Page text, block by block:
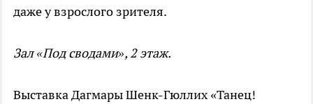
даже у взрослого зрителя.
Зал «Под сводами», 2 этаж.
Выставка Дагмары Шенк-Гюллих «Танец!